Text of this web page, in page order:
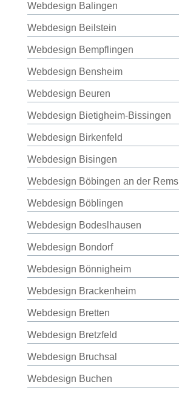
Webdesign Balingen
Webdesign Beilstein
Webdesign Bempflingen
Webdesign Bensheim
Webdesign Beuren
Webdesign Bietigheim-Bissingen
Webdesign Birkenfeld
Webdesign Bisingen
Webdesign Böbingen an der Rems
Webdesign Böblingen
Webdesign Bodeslhausen
Webdesign Bondorf
Webdesign Bönnigheim
Webdesign Brackenheim
Webdesign Bretten
Webdesign Bretzfeld
Webdesign Bruchsal
Webdesign Buchen